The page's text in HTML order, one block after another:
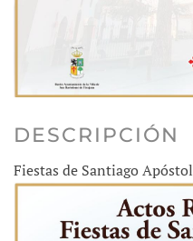
DESCRIPCIÓN
Fiestas de Santiago Apóstol